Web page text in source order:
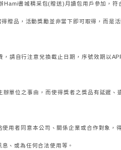
書城精采包(贈送)月讀包用戶參加，符
贈品，活動獎勵並非當下即可取得，而是
請自行注意兌換截止日期，序號效期以
單位之事由，而使得獎者之獎品有延遲
用者同意本公司、關係企業或合作對象
、或為任何合法使用等。